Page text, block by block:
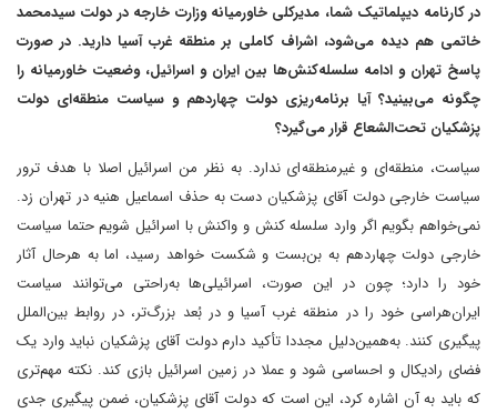
در کارنامه دیپلماتیک شما، مدیرکلی خاورمیانه‌ وزارت خارجه در دولت سیدمحمد
خاتمی هم دیده می‌شود، اشراف کاملی بر منطقه غرب آسیا دارید. در صورت
پاسخ تهران و ادامه سلسله‌کنش‌ها بین ایران و اسرائیل، وضعیت خاورمیانه را
چگونه می‌بینید؟ آیا برنامه‌ریزی دولت چهاردهم و سیاست منطقه‌ای دولت
پزشکیان تحت‌الشعاع قرار می‌گیرد؟
سیاست، منطقه‌ای و غیرمنطقه‌ای ندارد. به نظر من اسرائیل اصلا با هدف ترور
سیاست خارجی دولت آقای پزشکیان دست به حذف اسماعیل هنیه در تهران زد.
نمی‌خواهم بگویم‌ اگر وارد سلسله‌ کنش و واکنش با اسرائیل شویم حتما سیاست
خارجی دولت چهاردهم به بن‌بست و شکست خواهد رسید، اما به هر‌حال آثار
خود را دارد؛ چون در این صورت، اسرائیلی‌ها به‌راحتی می‌توانند سیاست
ایران‌هراسی خود را در منطقه غرب آسیا و در بُعد بزرگ‌تر، در روابط بین‌الملل
پیگیری کنند. به‌همین‌دلیل مجددا تأکید دارم دولت آقای پزشکیان نباید وارد یک
فضای رادیکال و احساسی شود و عملا در زمین اسرائیل بازی کند. نکته مهم‌تری
که باید به آن اشاره کرد، این است که دولت آقای پزشکیان، ضمن پیگیری جدی